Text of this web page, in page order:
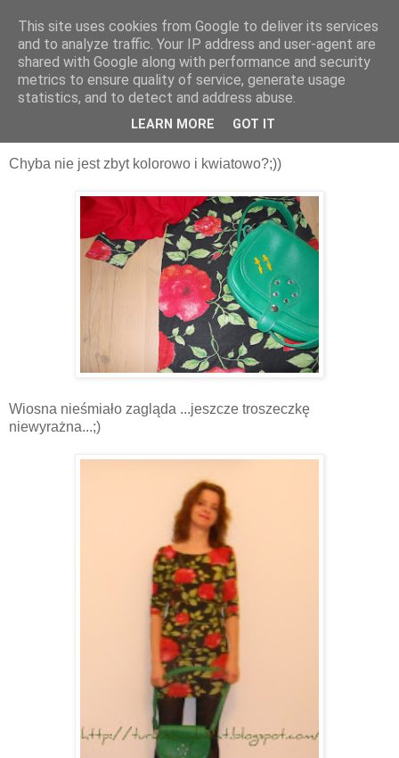
20 marca 2011
Pierwszy Dzień Wiosny !!!!!!!
Chyba nie jest zbyt kolorowo i kwiatowo?;))
Wiosna nieśmiało zagląda ...jeszcze troszeczkę
niewyrażna...;)
This site uses cookies from Google to deliver its services
and to analyze traffic. Your IP address and user-agent are
shared with Google along with performance and security
metrics to ensure quality of service, generate usage
statistics, and to detect and address abuse.
LEARN MORE GOT IT